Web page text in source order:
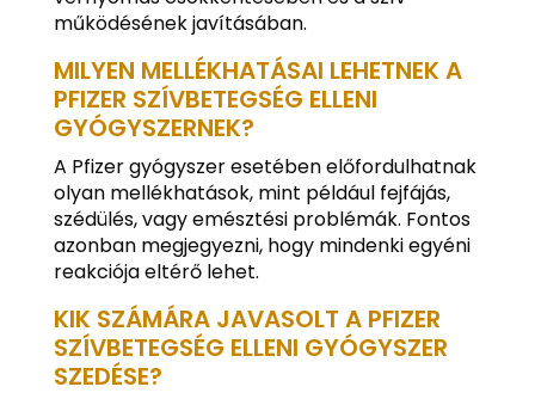
működésének javításában.
MILYEN MELLÉKHATÁSAI LEHETNEK A
PFIZER SZÍVBETEGSÉG ELLENI
GYÓGYSZERNEK?
A Pfizer gyógyszer esetében előfordulhatnak
olyan mellékhatások, mint például fejfájás,
szédülés, vagy emésztési problémák. Fontos
azonban megjegyezni, hogy mindenki egyéni
reakciója eltérő lehet.
KIK SZÁMÁRA JAVASOLT A PFIZER
SZÍVBETEGSÉG ELLENI GYÓGYSZER
SZEDÉSE?